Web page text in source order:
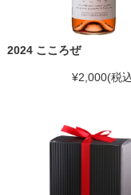
2024 こころぜ
¥2,000(税